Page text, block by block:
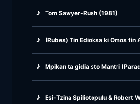
♪ Tom Sawyer-Rush (1981)
♪ (Rubes) Tin Edioksa ki Omos tin
♪ Mpikan ta gidia sto Mantri
♪ Esi-Tzina Spiliotopulu & Robert
♪ Greek Traditional
♪ Greek Tsifteteli
♪ Greek Zeibekiko